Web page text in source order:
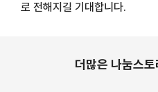
로 전해지길 기대합니다.
더많은 나눔스